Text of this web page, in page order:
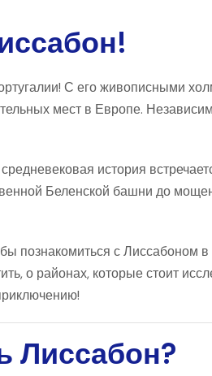
С его живописными
мест в Европе.
история
Беленской башни до
познакомиться с Лиссабоном
о районах, которые стоит
Лиссабон?